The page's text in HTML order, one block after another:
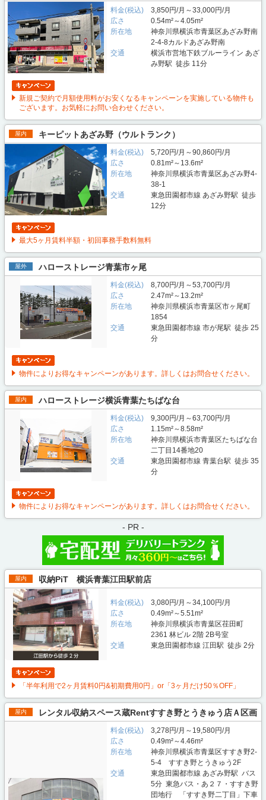
料金(税込)
3,850円/月～33,000円/月
広さ
0.54m²～4.05m²
所在地
神奈川県横浜市青葉区あざみ野南
2-4-8カルドあざみ野南
交通
横浜市営地下鉄ブルーライン あざ
み野駅 徒歩 11分
新規ご契約で月額使用料がお安くなるキャンペーンを実施している物件も
ございます。お気軽にお問い合わせください。
屋内 キーピットあざみ野（ウルトランク）
料金(税込)
5,720円/月～90,860円/月
広さ
0.81m²～13.6m²
所在地
神奈川県横浜市青葉区あざみ野4-
38-1
交通
東急田園都市線 あざみ野駅 徒歩
12分
最大5ヶ月賃料半額・初回事務手数料無料
屋外 ハローストレージ青葉市ヶ尾
料金(税込)
8,700円/月～53,700円/月
広さ
2.47m²～13.2m²
所在地
神奈川県横浜市青葉区市ヶ尾町
1854
交通
東急田園都市線 市が尾駅 徒歩 25
分
物件によりお得なキャンペーンがあります。詳しくはお問合せください。
屋内 ハローストレージ横浜青葉たちばな台
料金(税込)
9,300円/月～63,700円/月
広さ
1.15m²～8.58m²
所在地
神奈川県横浜市青葉区たちばな台
二丁目14番地20
交通
東急田園都市線 青葉台駅 徒歩 35
分
物件によりお得なキャンペーンがあります。詳しくはお問合せください。
- PR -
屋内 収納PiT 横浜青葉江田駅前店
料金(税込)
3,080円/月～34,100円/月
広さ
0.49m²～5.51m²
所在地
神奈川県横浜市青葉区荏田町
2361 林ビル 2階 2B号室
交通
東急田園都市線 江田駅 徒歩 2分
「半年利用で2ヶ月賃料0円&初期費用0円」or「3ヶ月だけ50％OFF」
屋内 レンタル収納スペース蔵Rentすすき野とうきゅう店Ａ区画
料金(税込)
3,278円/月～19,580円/月
広さ
0.49m²～4.46m²
所在地
神奈川県横浜市青葉区すすき野2-
5-4 すすき野とうきゅう2F
交通
東急田園都市線 あざみ野駅 バス
5分 東急バス・あ２７・すすき野
団地行 「すすき野二丁目」下車